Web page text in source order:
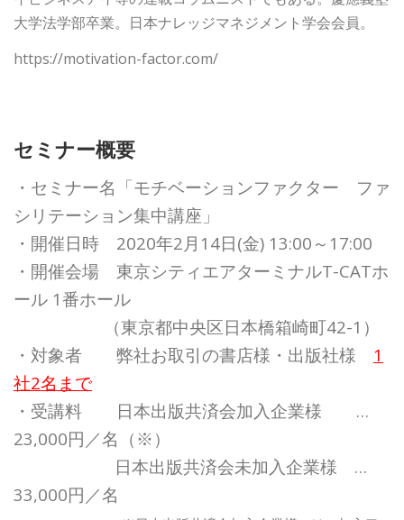
大学法学部卒業。日本ナレッジマネジメント学会会員。
https://motivation-factor.com/
セミナー概要
・セミナー名「モチベーションファクター ファ
シリテーション集中講座」
・開催日時 2020年2月14日(金) 13:00～17:00
・開催会場 東京シティエアターミナルT-CATホ
ール 1番ホール
（東京都中央区日本橋箱崎町42-1）
・対象者 弊社お取引の書店様・出版社様 1
社2名まで
・受講料 日本出版共済会加入企業様 …
23,000円／名（※）
日本出版共済会未加入企業様 …
33,000円／名